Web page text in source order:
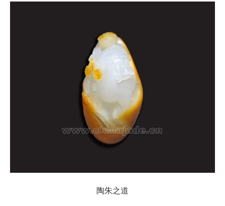
陶朱之道